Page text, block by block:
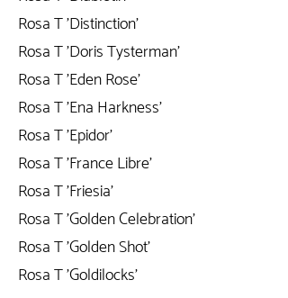
Rosa T 'Distinction'
Rosa T 'Doris Tysterman'
Rosa T 'Eden Rose'
Rosa T 'Ena Harkness'
Rosa T 'Epidor'
Rosa T 'France Libre'
Rosa T 'Friesia'
Rosa T 'Golden Celebration'
Rosa T 'Golden Shot'
Rosa T 'Goldilocks'